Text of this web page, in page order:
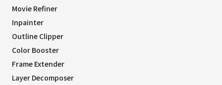
Movie Refiner
Inpainter
Outline Clipper
Color Booster
Frame Extender
Layer Decomposer